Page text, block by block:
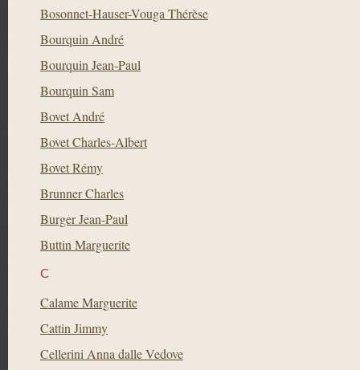
Bosonnet-Hauser-Vouga Thérèse
Bourquin André
Bourquin Jean-Paul
Bourquin Sam
Bovet André
Bovet Charles-Albert
Bovet Rémy
Brunner Charles
Burger Jean-Paul
Buttin Marguerite
C
Calame Marguerite
Cattin Jimmy
Cellerini Anna dalle Vedove